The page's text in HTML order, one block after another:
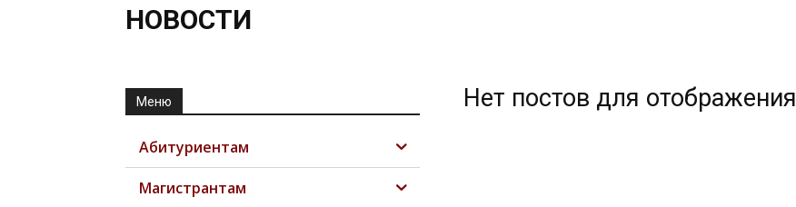
НОВОСТИ
Нет постов для отображения
Меню
Абитуриентам
Магистрантам